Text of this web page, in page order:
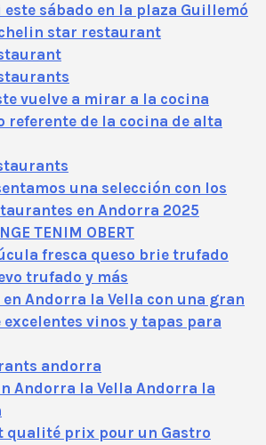
sábado en la plaza Guillemó
star restaurant
vuelve a mirar a la cocina
referente de la cocina de alta
una selección con los
en Andorra 2025
TENIM OBERT
fresca queso brie trufado
trufado y más
Andorra la Vella con una gran
vinos y tapas para
andorra
Andorra la Vella Andorra la
qualité prix pour un Gastro